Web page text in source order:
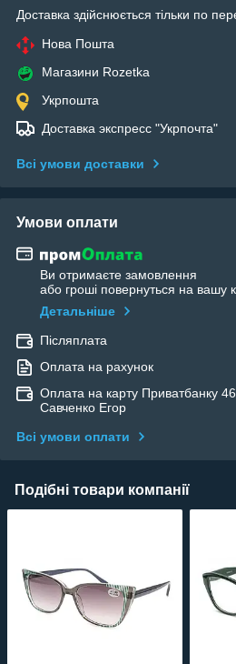
Доставка здійснюється тільки по
Нова Пошта
Магазини Rozetka
Укрпошта
Доставка экспресс "Укрпочта"
Всі умови доставки
Умови оплати
Ви отримаєте замовлення
або гроші повернуться на вашу
Детальніше
Післяплата
Оплата на рахунок
Оплата на карту Приватбанку
Савченко Егор
Всі умови оплати
Подібні товари компанії